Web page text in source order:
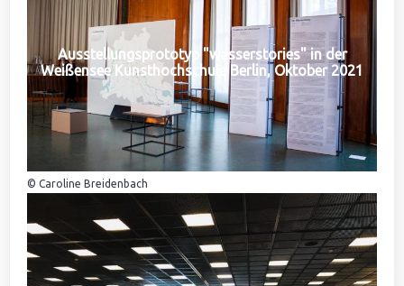
Ausstellungsprototyp "wasserstories" in der
Weißensee Kunsthochschule Berlin, Oktober 2021
© Caroline Breidenbach